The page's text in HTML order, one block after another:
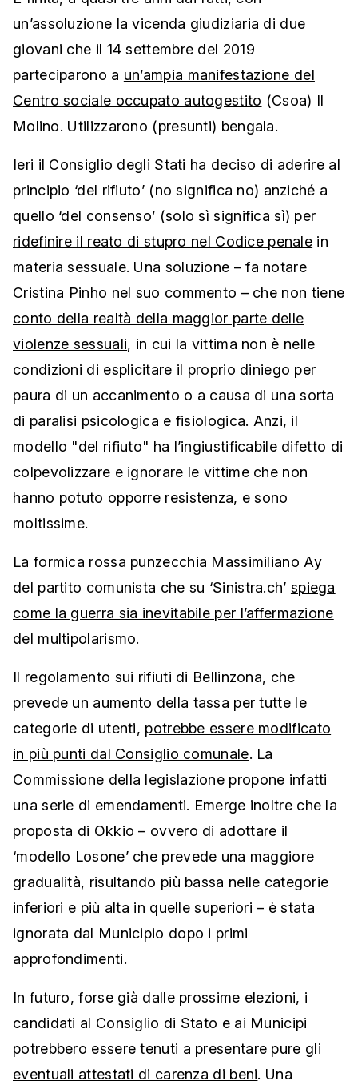
un’assoluzione la vicenda giudiziaria di due
giovani che il 14 settembre del 2019
parteciparono a un’ampia manifestazione del
Centro sociale occupato autogestito (Csoa) Il
Molino. Utilizzarono (presunti) bengala.
Ieri il Consiglio degli Stati ha deciso di aderire al
principio ‘del rifiuto’ (no significa no) anziché a
quello ‘del consenso’ (solo sì significa sì) per
ridefinire il reato di stupro nel Codice penale in
materia sessuale. Una soluzione – fa notare
Cristina Pinho nel suo commento – che non tiene
conto della realtà della maggior parte delle
violenze sessuali, in cui la vittima non è nelle
condizioni di esplicitare il proprio diniego per
paura di un accanimento o a causa di una sorta
di paralisi psicologica e fisiologica. Anzi, il
modello "del rifiuto" ha l’ingiustificabile difetto di
colpevolizzare e ignorare le vittime che non
hanno potuto opporre resistenza, e sono
moltissime.
La formica rossa punzecchia Massimiliano Ay
del partito comunista che su ‘Sinistra.ch’ spiega
come la guerra sia inevitabile per l’affermazione
del multipolarismo.
Il regolamento sui rifiuti di Bellinzona, che
prevede un aumento della tassa per tutte le
categorie di utenti, potrebbe essere modificato
in più punti dal Consiglio comunale. La
Commissione della legislazione propone infatti
una serie di emendamenti. Emerge inoltre che la
proposta di Okkio – ovvero di adottare il
‘modello Losone’ che prevede una maggiore
gradualità, risultando più bassa nelle categorie
inferiori e più alta in quelle superiori – è stata
ignorata dal Municipio dopo i primi
approfondimenti.
In futuro, forse già dalle prossime elezioni, i
candidati al Consiglio di Stato e ai Municipi
potrebbero essere tenuti a presentare pure gli
eventuali attestati di carenza di beni. Una